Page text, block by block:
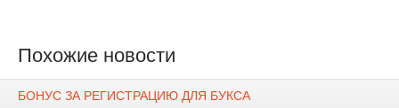
Похожие новости
БОНУС ЗА РЕГИСТРАЦИЮ ДЛЯ БУКСА